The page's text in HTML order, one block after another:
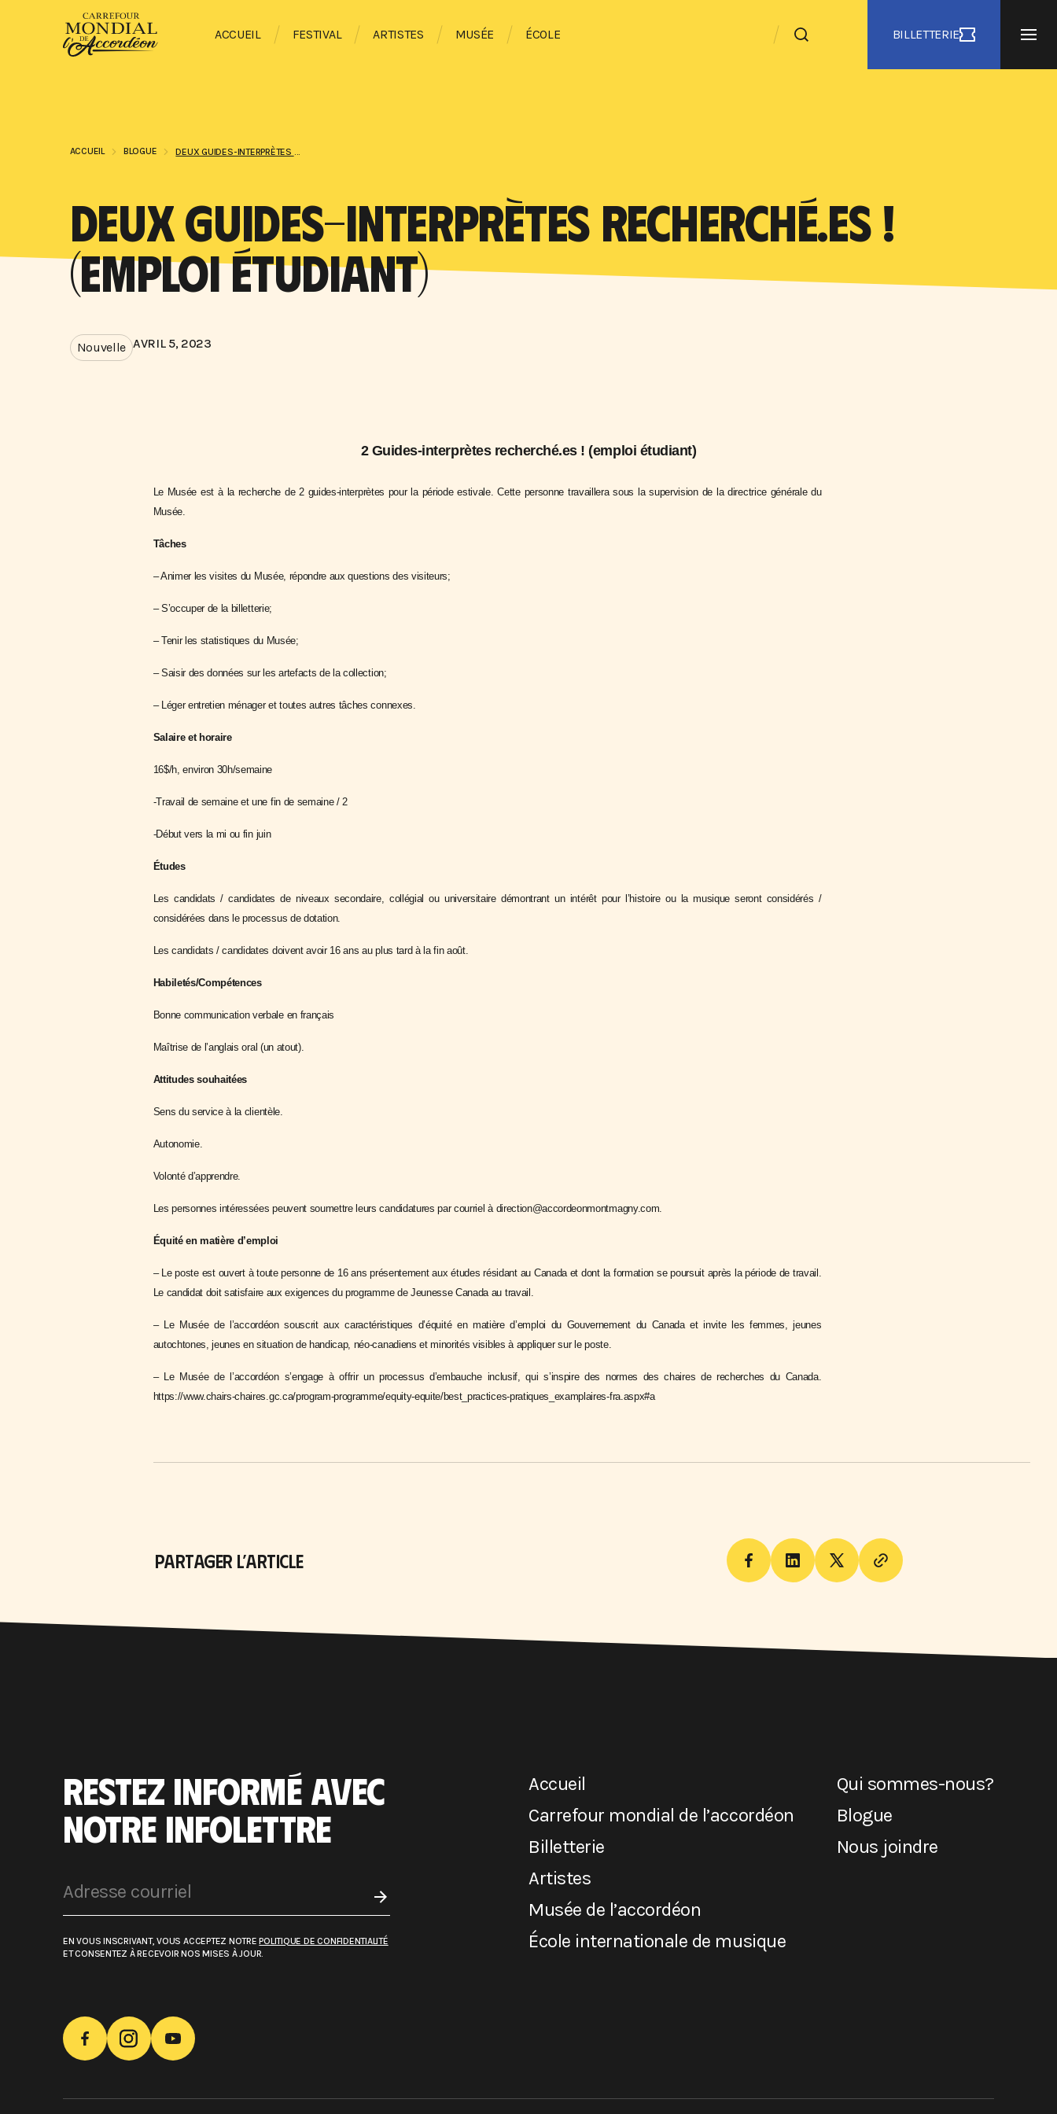
ACCUEIL FESTIVAL ARTISTES MUSÉE ÉCOLE BILLETTERIE
ACCUEIL BLOGUE
DEUX GUIDES-INTERPRÈTES RECHERCHÉ.ES !
(EMPLOI ÉTUDIANT)
Nouvelle AVRIL 5, 2023
2 Guides-interprètes recherché.es ! (emploi étudiant)
Le Musée est à la recherche de 2 guides-interprètes pour la période estivale. Cette personne travaillera sous la supervision de la directrice générale du
Musée.
Tâches
– Animer les visites du Musée, répondre aux questions des visiteurs;
– S’occuper de la billetterie;
– Tenir les statistiques du Musée;
– Saisir des données sur les artefacts de la collection;
– Léger entretien ménager et toutes autres tâches connexes.
Salaire et horaire
16$/h, environ 30h/semaine
-Travail de semaine et une fin de semaine / 2
-Début vers la mi ou fin juin
Études
Les candidats / candidates de niveaux secondaire, collégial ou universitaire démontrant un intérêt pour l’histoire ou la musique seront considérés /
considérées dans le processus de dotation.
Les candidats / candidates doivent avoir 16 ans au plus tard à la fin août.
Habiletés/Compétences
Bonne communication verbale en français
Maîtrise de l’anglais oral (un atout).
Attitudes souhaitées
Sens du service à la clientèle.
Autonomie.
Volonté d’apprendre.
Les personnes intéressées peuvent soumettre leurs candidatures par courriel à direction@accordeonmontmagny.com.
Équité en matière d’emploi
– Le poste est ouvert à toute personne de 16 ans présentement aux études résidant au Canada et dont la formation se poursuit après la période de travail.
Le candidat doit satisfaire aux exigences du programme de Jeunesse Canada au travail.
– Le Musée de l’accordéon souscrit aux caractéristiques d’équité en matière d’emploi du Gouvernement du Canada et invite les femmes, jeunes
autochtones, jeunes en situation de handicap, néo-canadiens et minorités visibles à appliquer sur le poste.
– Le Musée de l’accordéon s’engage à offrir un processus d’embauche inclusif, qui s’inspire des normes des chaires de recherches du Canada.
https://www.chairs-chaires.gc.ca/program-programme/equity-equite/best_practices-pratiques_examplaires-fra.aspx#a
PARTAGER L’ARTICLE
RESTEZ INFORMÉ AVEC
NOTRE INFOLETTRE
EN VOUS INSCRIVANT, VOUS ACCEPTEZ NOTREPOLITIQUE DE CONFIDENTIALITÉ
ET CONSENTEZ À RECEVOIR NOS MISES À JOUR.
Accueil
Carrefour mondial de l’accordéon
Billetterie
Artistes
Musée de l’accordéon
École internationale de musique
Qui sommes-nous?
Blogue
Nous joindre